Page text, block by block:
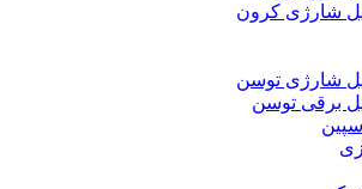
شارژی کرون
شارژی توسن
برقی توسن